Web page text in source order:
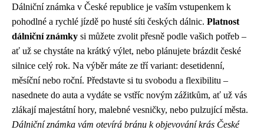
Dálniční známka v České republice je vaším vstupenkem k
pohodlné a rychlé jízdě po husté síti českých dálnic. Platnost
dálniční známky si můžete zvolit přesně podle vašich potřeb –
ať už se chystáte na krátký výlet, nebo plánujete brázdit české
silnice celý rok. Na výběr máte ze tří variant: desetidenní,
měsíční nebo roční. Představte si tu svobodu a flexibilitu –
nasednete do auta a vydáte se vstříc novým zážitkům, ať už vás
zlákají majestátní hory, malebné vesničky, nebo pulzující města.
Dálniční známka vám otevírá bránu k objevování krás České